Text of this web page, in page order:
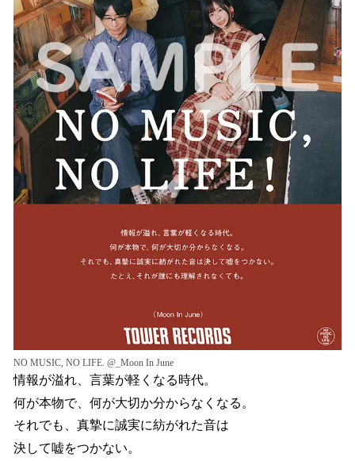
NO MUSIC, NO LIFE. @_Moon In June
情報が溢れ、言葉が軽くなる時代。
何が本物で、何が大切か分からなくなる。
それでも、真摯に誠実に紡がれた音は
決して嘘をつかない。